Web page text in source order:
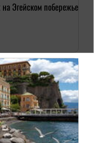
Эгейском побережье